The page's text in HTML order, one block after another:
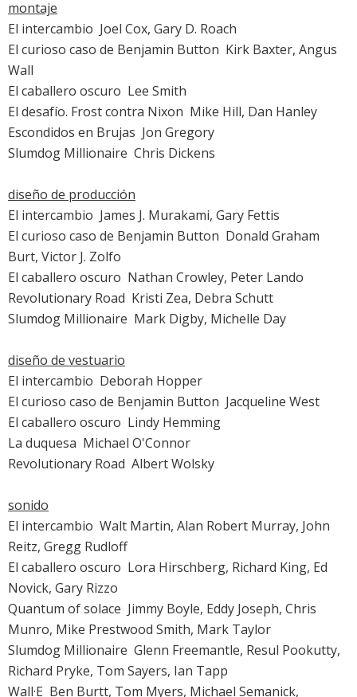
montaje
El intercambio  Joel Cox, Gary D. Roach
El curioso caso de Benjamin Button  Kirk Baxter, Angus
Wall
El caballero oscuro  Lee Smith
El desafío. Frost contra Nixon  Mike Hill, Dan Hanley
Escondidos en Brujas  Jon Gregory
Slumdog Millionaire  Chris Dickens
diseño de producción
El intercambio  James J. Murakami, Gary Fettis
El curioso caso de Benjamin Button  Donald Graham
Burt, Victor J. Zolfo
El caballero oscuro  Nathan Crowley, Peter Lando
Revolutionary Road  Kristi Zea, Debra Schutt
Slumdog Millionaire  Mark Digby, Michelle Day
diseño de vestuario
El intercambio  Deborah Hopper
El curioso caso de Benjamin Button  Jacqueline West
El caballero oscuro  Lindy Hemming
La duquesa  Michael O'Connor
Revolutionary Road  Albert Wolsky
sonido
El intercambio  Walt Martin, Alan Robert Murray, John
Reitz, Gregg Rudloff
El caballero oscuro  Lora Hirschberg, Richard King, Ed
Novick, Gary Rizzo
Quantum of solace  Jimmy Boyle, Eddy Joseph, Chris
Munro, Mike Prestwood Smith, Mark Taylor
Slumdog Millionaire  Glenn Freemantle, Resul Pookutty,
Richard Pryke, Tom Sayers, Ian Tapp
Wall·E  Ben Burtt, Tom Myers, Michael Semanick,